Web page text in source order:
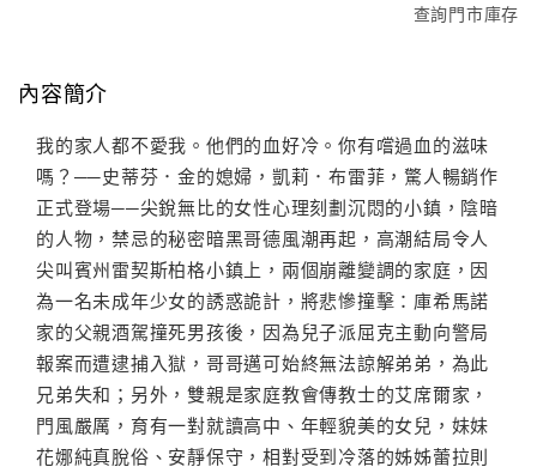
查詢門市庫存
內容簡介
我的家人都不愛我。他們的血好冷。你有嚐過血的滋味
嗎？──史蒂芬．金的媳婦，凱莉．布雷菲，驚人暢銷作
正式登場──尖銳無比的女性心理刻劃沉悶的小鎮，陰暗
的人物，禁忌的秘密暗黑哥德風潮再起，高潮結局令人
尖叫賓州雷契斯柏格小鎮上，兩個崩離變調的家庭，因
為一名未成年少女的誘惑詭計，將悲慘撞擊：庫希馬諾
家的父親酒駕撞死男孩後，因為兒子派屈克主動向警局
報案而遭逮捕入獄，哥哥邁可始終無法諒解弟弟，為此
兄弟失和；另外，雙親是家庭教會傳教士的艾席爾家，
門風嚴厲，育有一對就讀高中、年輕貌美的女兒，妹妹
花娜純真脫俗、安靜保守，相對受到冷落的姊姊蕾拉則